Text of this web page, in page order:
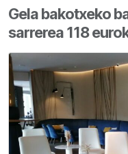
Gela bakotxeko
sarrerea 118